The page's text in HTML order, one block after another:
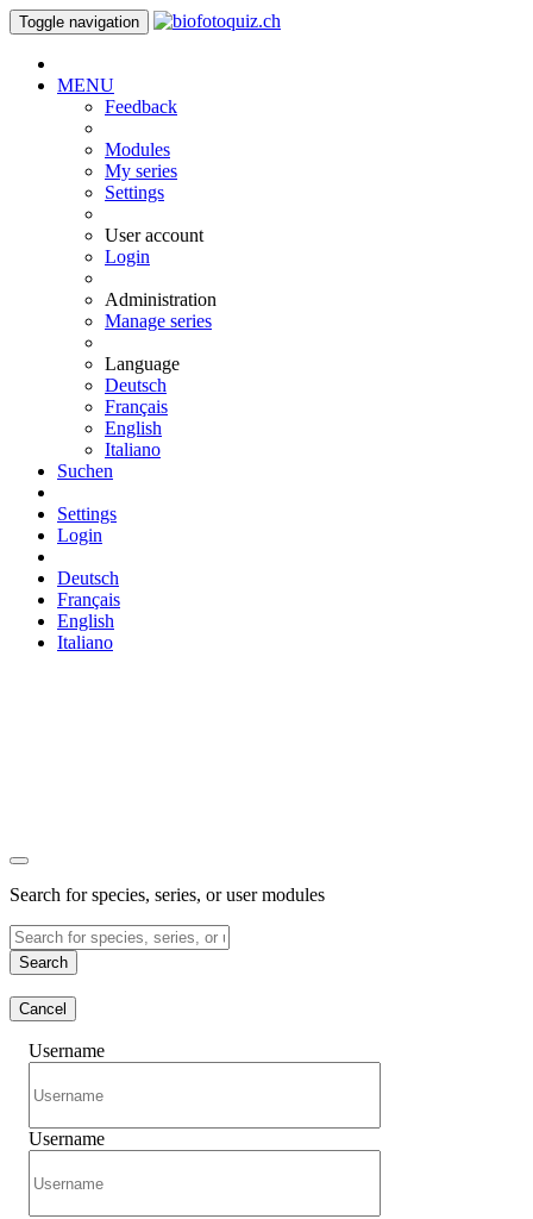
Toggle navigation
MENU
Feedback
Modules
My series
Settings
User account
Login
Administration
Manage series
Language
Deutsch
Français
English
Italiano
Suchen
Settings
Login
Deutsch
Français
English
Italiano
Search for species, series, or user modules
Search
Cancel
Username
Username